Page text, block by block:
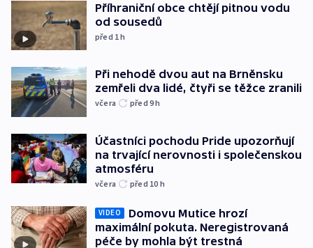
Příhraniční obce chtějí pitnou vodu
od sousedů
před 1h
Při nehodě dvou aut na Brněnsku
zemřeli dva lidé, čtyři se těžce zranili
včera před 9h
Účastníci pochodu Pride upozorňují
na trvající nerovnosti i společenskou
atmosféru
včera před 10 h
VIDEO
Domovu Mutice hrozí
maximální pokuta. Neregistrovaná
péče by mohla být trestná